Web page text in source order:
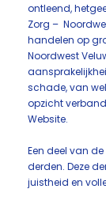
ontleend,
Zorg –
handelen op
Noordwest
schade, van
opzicht
Website.
Een deel van
derden. Deze
juistheid en